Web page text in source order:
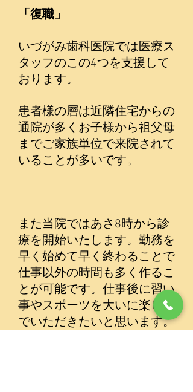
「復職」
いづがみ歯科医院では医療ス
タッフのこの4つを支援して
おります。
患者様の層は近隣住宅からの
通院が多くお子様から祖父母
までご家族単位で来院されて
いることが多いです。
また当院ではあさ8時から診
療を開始いたします。勤務を
早く始めて早く終わることで
仕事以外の時間も多く作るこ
とが可能です。仕事後に習い
事やスポーツを大いに楽しん
でいただきたいと思います。